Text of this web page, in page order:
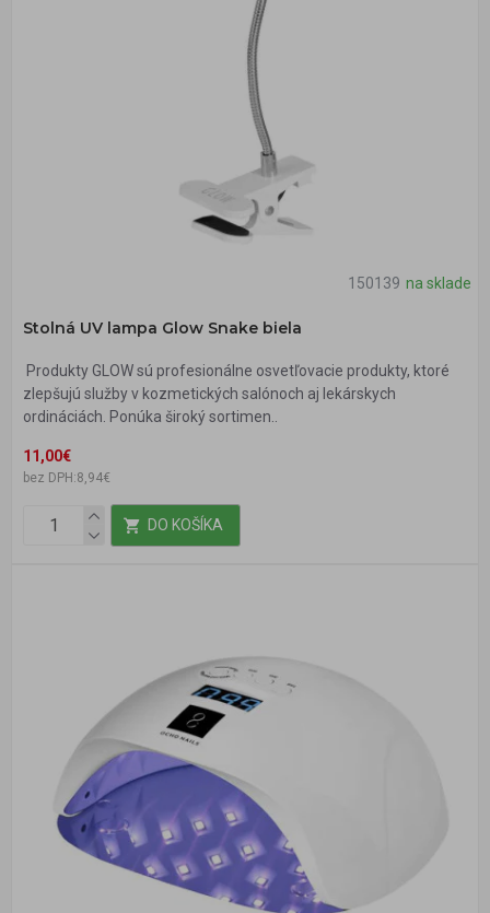
150139 na sklade
Stolná UV lampa Glow Snake biela
Produkty GLOW sú profesionálne osvetľovacie produkty, ktoré
zlepšujú služby v kozmetických salónoch aj lekárskych
ordináciách. Ponúka široký sortimen..
11,00€
bez DPH:8,94€
DO KOŠÍKA